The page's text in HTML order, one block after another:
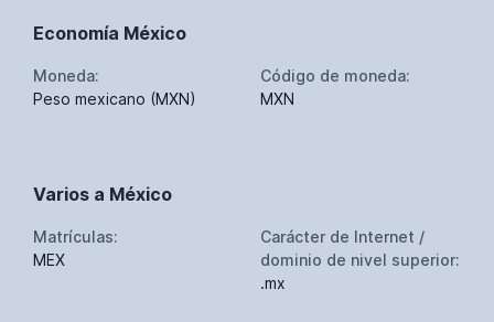
Economía México
Moneda:
Peso mexicano (MXN)
Código de moneda:
MXN
Varios a México
Matrículas:
MEX
Carácter de Internet /
dominio de nivel superior:
.mx